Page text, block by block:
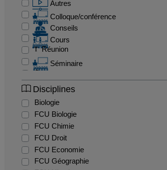
Autres
Colloque/conférence
Conseils
Cours
Réunion
Séminaire
Soutenance
Tutoriel
Disciplines
Biologie
FCU Biologie
FCU Chimie
FCU Droit
FCU Economie
FCU Géographie